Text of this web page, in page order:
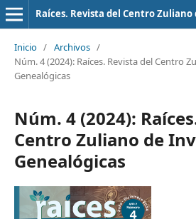
Inicio / Archivos /
Núm. 4 (2024): Raíces. Revista del Centro
Genealógicas
Núm. 4 (2024):
Centro Zuliano de
Genealógicas